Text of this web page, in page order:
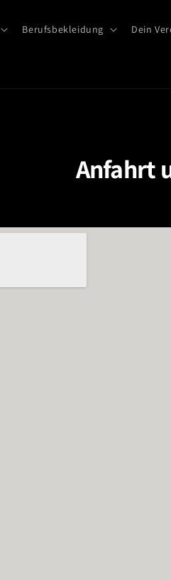
Berufsbekleidung Dein
Anfahrt